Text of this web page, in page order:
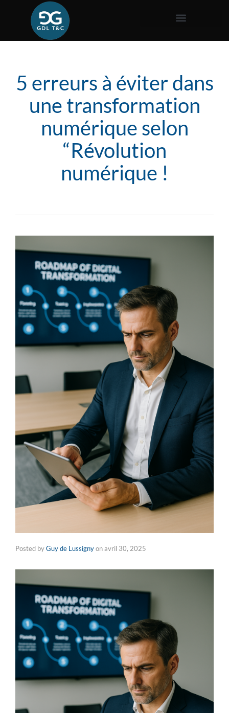
5 erreurs à éviter dans
une transformation
numérique selon
“Révolution
numérique !
Posted byGuy de Lussignyonavril 30, 2025